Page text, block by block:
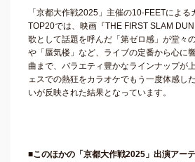
「京都大作戦2025」主催の10-FEETによ
TOP20では、映画『THE FIRST SLAM
歌として話題を呼んだ「第ゼロ感」が堂々
や「蜃気楼」など、ライブの定番から心に
曲まで、バラエティ豊かなラインナップが
ェスでの熱狂をカラオケでもう一度体感し
いが反映された結果となっています。
■このほかの「京都大作戦2025」出演アー